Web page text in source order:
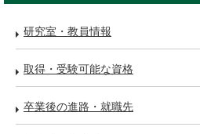
研究室・教員情報
取得・受験可能な資格
卒業後の進路・就職先